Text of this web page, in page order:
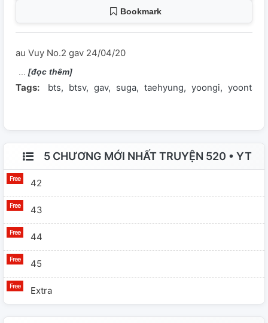
Bookmark
au Vuy No.2 gav 24/04/20
[đọc thêm]
Tags: bts btsv gav suga taehyung yoongi yoontae
5 CHƯƠNG MỚI NHẤT TRUYỆN 520 • YT
42
43
44
45
Extra